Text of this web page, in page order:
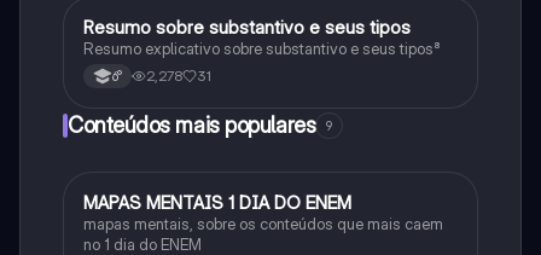
Português
Resumo sobre substantivo e seus tipos
Resumo explicativo sobre substantivo e seus tipos⁸
6° 2,278 31
Conteúdos mais populares 9
Português
MAPAS MENTAIS 1 DIA DO ENEM
mapas mentais, sobre os conteúdos que mais caem
no 1 dia do ENEM